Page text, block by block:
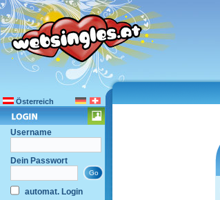
Österreich
Username
Dein Passwort
automat. Login